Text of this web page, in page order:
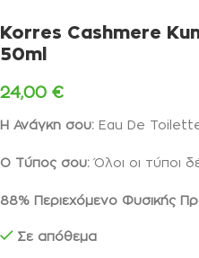
Korres Cashmere
50ml
24,00 €
Η Ανάγκη σου: Eau De
Ο Τύπος σου: Όλοι οι τύποι
88% Περιεχόμενο Φυσικής
Σε απόθεμα